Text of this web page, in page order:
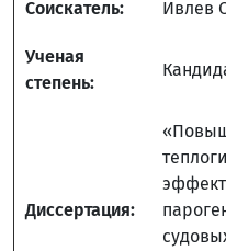
Соискатель: Ивлев
Ученая
степень:
Диссертация: